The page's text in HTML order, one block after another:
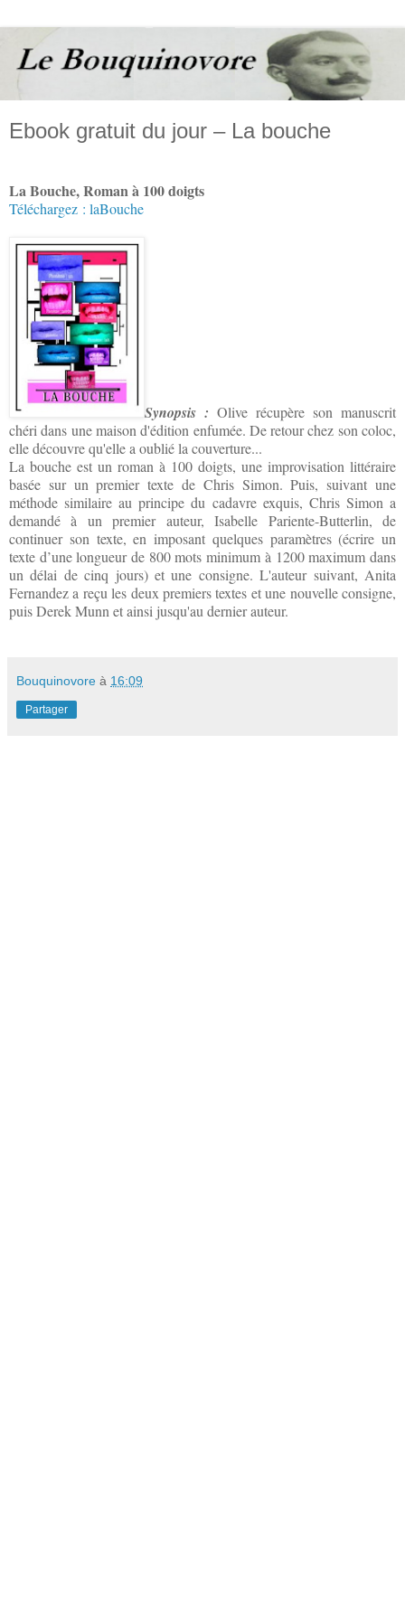
Ebook gratuit du jour – La bouche
La Bouche, Roman à 100 doigts
Téléchargez : laBouche
Synopsis : Olive récupère son manuscrit
chéri dans une maison d'édition enfumée. De retour chez son coloc,
elle découvre qu'elle a oublié la couverture...
La bouche est un roman à 100 doigts, une improvisation littéraire
basée sur un premier texte de Chris Simon. Puis, suivant une
méthode similaire au principe du cadavre exquis, Chris Simon a
demandé à un premier auteur, Isabelle Pariente-Butterlin, de
continuer son texte, en imposant quelques paramètres (écrire un
texte d’une longueur de 800 mots minimum à 1200 maximum dans
un délai de cinq jours) et une consigne. L'auteur suivant, Anita
Fernandez a reçu les deux premiers textes et une nouvelle consigne,
puis Derek Munn et ainsi jusqu'au dernier auteur.
Bouquinovore à 16:09
Partager